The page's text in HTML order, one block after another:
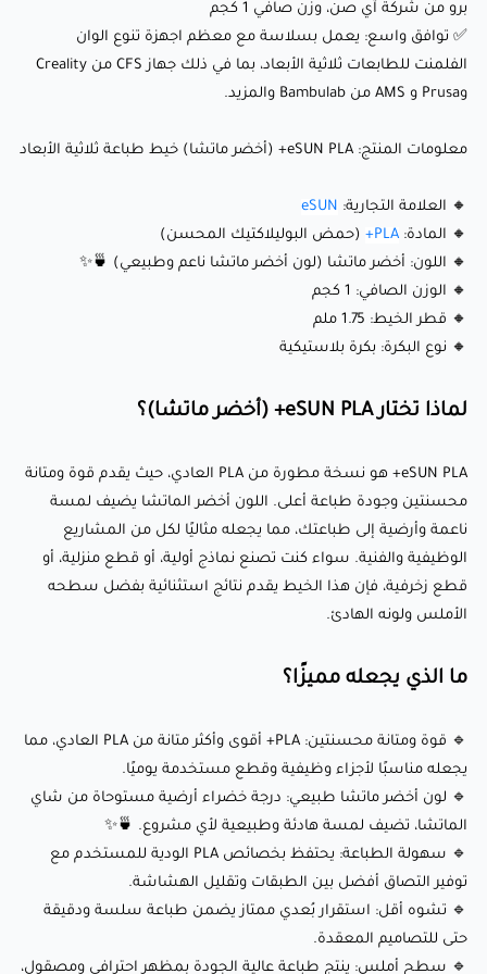
ما الذي يجعله مميزًا؟
مما يجعله مناسبًا لأجزاء وظيفية وقطع مستخدمة يوميًا.
شاي الماتشا، تضيف لمسة هادئة وطبيعية لأي مشروع. 🍵✨
🔹 سهولة الطباعة: يحتفظ بخصائص PLA الودية للمستخدم مع
توفير التصاق أفضل بين الطبقات وتقليل الهشاشة.
🔹 تشوه أقل: استقرار بُعدي ممتاز يضمن طباعة سلسة ودقيقة
حتى للتصاميم المعقدة.
ومصقول، مما يتطلب معالجة نهائية قليلة.
إعدادات الطباعة الموصى بها:
🌡️ درجة حرارة الفوهة: 210-230°C
💨 سرعة المروحة: 100% (تبريد محسن لتحقيق رابط أفضل بين
🏃‍♂️ سرعة الطباعة: 40-100 ملم/ثانية (قابلة للتعديل لتحقيق الدقة
أو الإنتاج الأسرع)
أطلق العنان لإبداعك مع eSUN PLA+ (أخضر
ماتشا):
برو من شركة آي صن، وزن صافي 1 كجم
✅ توافق واسع: يعمل بسلاسة مع معظم اجهزة تنوع الوان
الفلمنت للطابعات ثلاثية الأبعاد، بما في ذلك جهاز CFS من Creality
وPrusa و AMS من Bambulab والمزيد.
معلومات المنتج: eSUN PLA+ (أخضر ماتشا) خيط طباعة ثلاثية الأبعاد
🔸 العلامة التجارية: eSUN
🔸 المادة: PLA+
(حمض البوليلاكتيك المحسن)
🔸 اللون: أخضر ماتشا (لون أخضر ماتشا ناعم وطبيعي) 🍵✨
🔸 الوزن الصافي: 1 كجم
🔸 قطر الخيط: 1.75 ملم
🔸 نوع البكرة: بكرة بلاستيكية
لماذا تختار eSUN PLA+ (أخضر ماتشا)؟
eSUN PLA+ هو نسخة مطورة من PLA العادي، حيث يقدم قوة ومتانة
محسنتين وجودة طباعة أعلى. اللون أخضر الماتشا يضيف لمسة
ناعمة وأرضية إلى طباعتك، مما يجعله مثاليًا لكل من المشاريع
الوظيفية والفنية. سواء كنت تصنع نماذج أولية، أو قطع منزلية، أو
قطع زخرفية، فإن هذا الخيط يقدم نتائج استثنائية بفضل سطحه
الأملس ولونه الهادئ.
ما الذي يجعله مميزًا؟
🔹 قوة ومتانة محسنتين: PLA+ أقوى وأكثر متانة من PLA العادي، مما
يجعله مناسبًا لأجزاء وظيفية وقطع مستخدمة يوميًا.
🔹 لون أخضر ماتشا طبيعي: درجة خضراء أرضية مستوحاة من شاي
الماتشا، تضيف لمسة هادئة وطبيعية لأي مشروع. 🍵✨
🔹 سهولة الطباعة: يحتفظ بخصائص PLA الودية للمستخدم مع
توفير التصاق أفضل بين الطبقات وتقليل الهشاشة.
🔹 تشوه أقل: استقرار بُعدي ممتاز يضمن طباعة سلسة ودقيقة
حتى للتصاميم المعقدة.
🔹 سطح أملس: ينتج طباعة عالية الجودة بمظهر احترافي ومصقول،